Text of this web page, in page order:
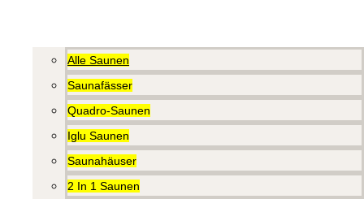
Alle Saunen
Saunafässer
Quadro-Saunen
Iglu Saunen
Saunahäuser
2 In 1 Saunen